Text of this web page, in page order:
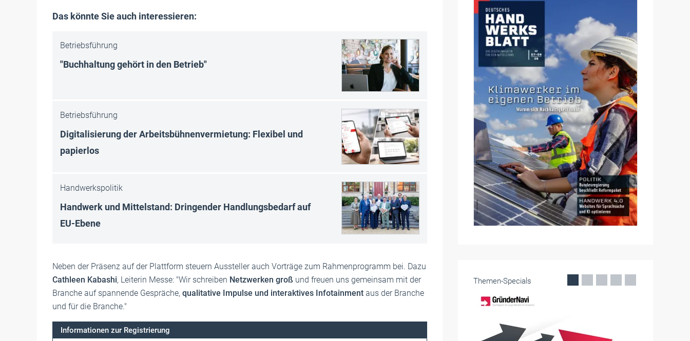
Das könnte Sie auch interessieren:
Betriebsführung
"Buchhaltung gehört in den Betrieb"
Betriebsführung
Digitalisierung der Arbeitsbühnenvermietung: Flexibel und
papierlos
Handwerkspolitik
Handwerk und Mittelstand: Dringender Handlungsbedarf auf
EU-Ebene
Neben der Präsenz auf der Plattform steuern Aussteller auch Vorträge zum Rahmenprogramm bei. Dazu
Cathleen Kabashi, Leiterin Messe: "Wir schreiben Netzwerken groß und freuen uns gemeinsam mit der
Branche auf spannende Gespräche, qualitative Impulse und interaktives Infotainment aus der Branche
und für die Branche."
Informationen zur Registrierung
Themen-Specials